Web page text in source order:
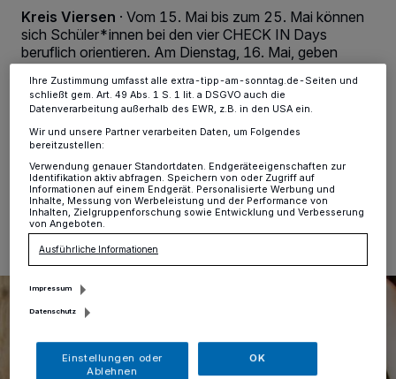
Kreis Viersen · Vom 15. Mai bis zum 25. Mai können
sich Schüler*innen bei den vier CHECK IN Days
beruflich orientieren. Am Dienstag, 16. Mai, geben
Landrat Dr. Andreas Coenen und IHK
Hauptgeschäftsführer Jürgen Steinmetz um 10.30 Uhr
im Berufskolleg Viersen den Startschuss für den Kreis
12.05.2023 , 12:00 Uhr Eine Minute Lesezeit
ändern oder Ihre Einwilligung zu widerrufen, indem Sie auf den Link
Einstellungen oder Ablehnen am unteren Rand der Webseite klicken.
Ihre Einstellungen gelten innerhalb unseres Website. Weitere
Informationen finden Sie in unserer Datenschutzerklärung.
Ihre Zustimmung umfasst alle extra-tipp-am-sonntag.de-Seiten und
schließt gem. Art. 49 Abs. 1 S. 1 lit. a DSGVO auch die
Datenverarbeitung außerhalb des EWR, z.B. in den USA ein.
Wir und unsere Partner verarbeiten Daten, um Folgendes
bereitzustellen:
Verwendung genauer Standortdaten. Endgeräteeigenschaften zur
Identifikation aktiv abfragen. Speichern von oder Zugriff auf
Informationen auf einem Endgerät. Personalisierte Werbung und
Inhalte, Messung von Werbeleistung und der Performance von
Inhalten, Zielgruppenforschung sowie Entwicklung und Verbesserung
von Angeboten.
Ausführliche Informationen
Impressum
Datenschutz
Einstellungen oder
Ablehnen
OK